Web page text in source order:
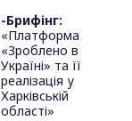
-Брифінг:
«Платформа
«Зроблено в
Україні» та її
реалізація у
Харківській
області»